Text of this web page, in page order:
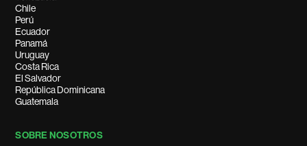
Chile
Perú
Ecuador
Panamá
Uruguay
Costa Rica
El Salvador
República Dominicana
Guatemala
SOBRE NOSOTROS